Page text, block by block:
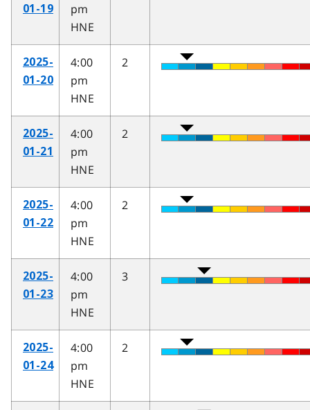
01-19
pm
HNE
2025-
01-20
4:00
pm
HNE
2
2025-
01-21
4:00
pm
HNE
2
2025-
01-22
4:00
pm
HNE
2
2025-
01-23
4:00
pm
HNE
3
2025-
01-24
4:00
pm
HNE
2